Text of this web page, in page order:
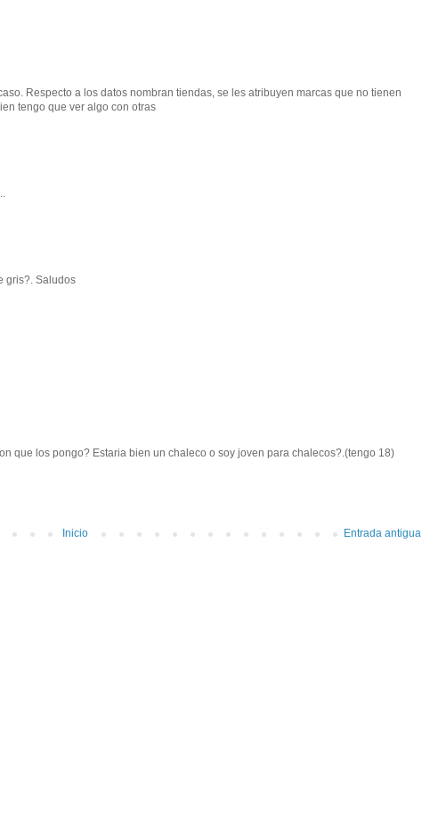
Respecto a los datos nombran tiendas, se les atribuyen marcas que no tienen
tengo que ver algo con otras
gris?. Saludos
que los pongo? Estaria bien un chaleco o soy joven para chalecos?.(tengo 18)
Entrada antigua
Inicio